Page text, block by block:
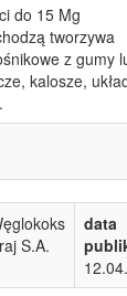
do 15 Mg
tworzywa
z gumy
kalosze,
S.A.
data